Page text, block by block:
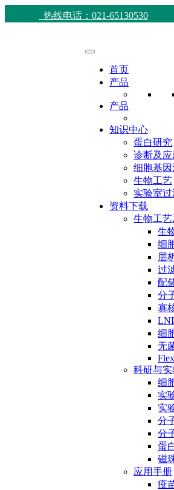
热线电话：021-65130530
首页
产品
产品
知识中心
蛋白研究
诊断及应
细胞基因
生物工艺
实验室过
资料下载
生物工
生
细
层
过
配
分
寡
细
无
科研与实
细
实
实
分
分
蛋
磁
应用手册
疫